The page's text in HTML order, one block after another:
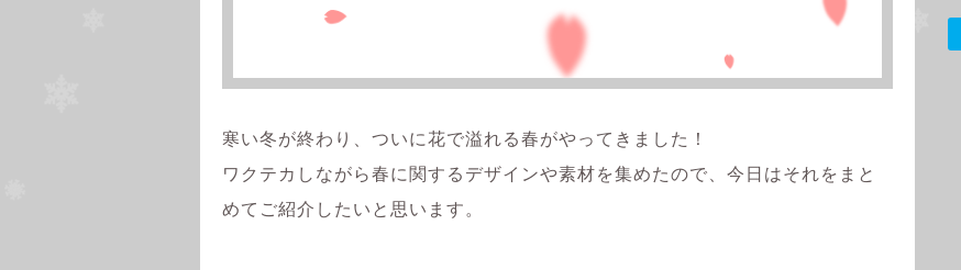
寒い冬が終わり、ついに花で溢れる春がやってきました！
ワクテカしながら春に関するデザインや素材を集めたので、今日はそれをまと
めてご紹介したいと思います。